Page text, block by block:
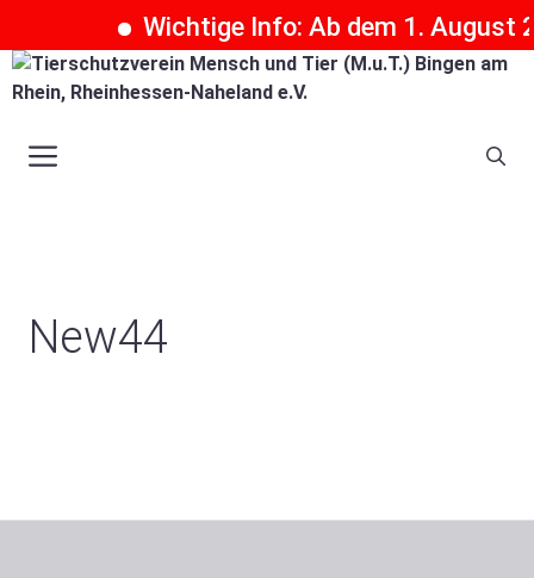
Wichtige Info: Ab dem 1. August
Zum
Inhalt
springenMenü
New44